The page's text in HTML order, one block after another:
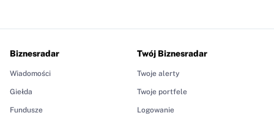
Biznesradar
Wiadomości
Giełda
Fundusze
Twój Biznesradar
Twoje alerty
Twoje portfele
Logowanie